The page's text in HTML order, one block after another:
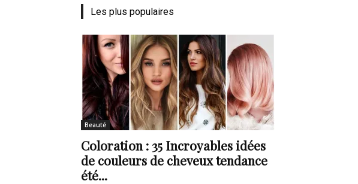
Les plus populaires
Beauté
Coloration : 35 Incroyables idées
de couleurs de cheveux tendance
été...